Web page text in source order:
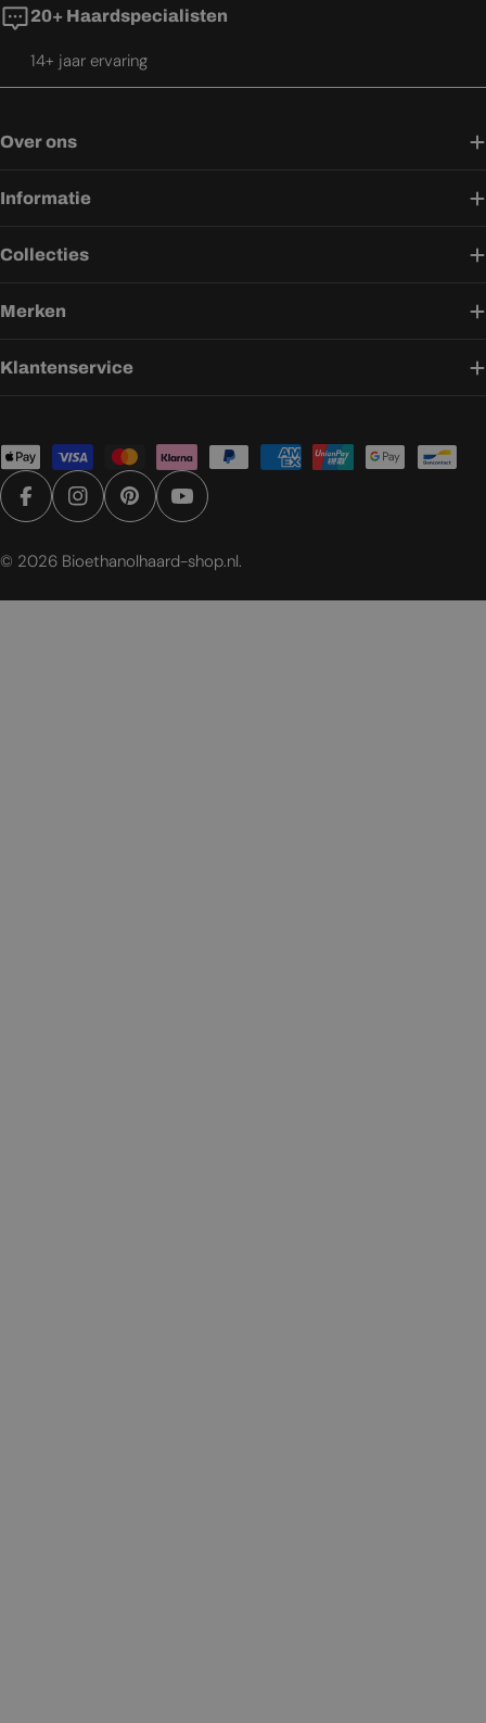
20+ Haardspecialisten
14+ jaar ervaring
Over ons
Informatie
Collecties
Merken
Klantenservice
Betaalmethoden
FacebookInstagramPinterestYouTube
© 2026 Bioethanolhaard-shop.nl.